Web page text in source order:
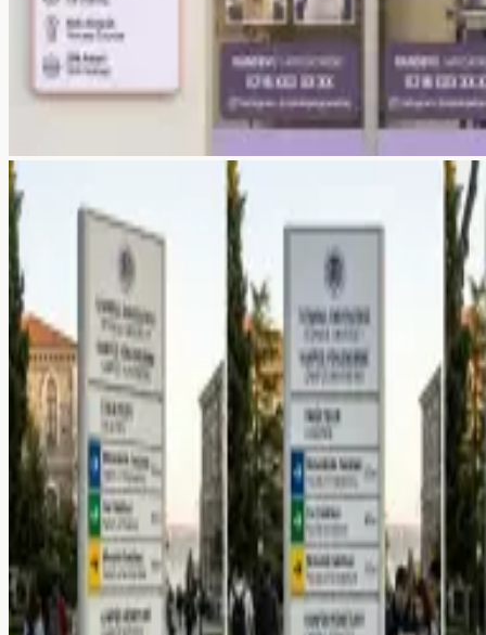
+90 532 372 39 32
Ücretsiz Teklif Al